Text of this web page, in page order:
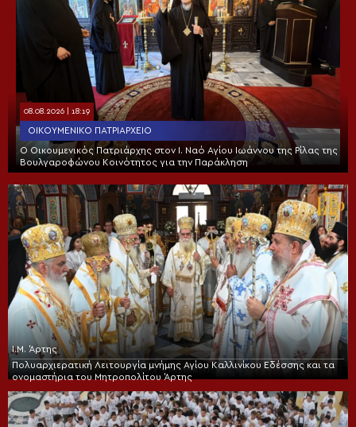
08.08.2026 | 18:19
ΟΙΚΟΥΜΕΝΙΚΌ ΠΑΤΡΙΑΡΧΕΊΟ
Ο Οικουμενικός Πατριάρχης στον I. Ναό Αγίου Ιωάννου της Ρίλας της
Βουλγαροφώνου Κοινότητος για την Παράκληση
Ι.Μ. Άρτης
Πολυαρχιερατική Λειτουργία μνήμης Αγίου Καλλινίκου Εδέσσης και τα
ονομαστήρια του Μητροπολίτου Άρτης